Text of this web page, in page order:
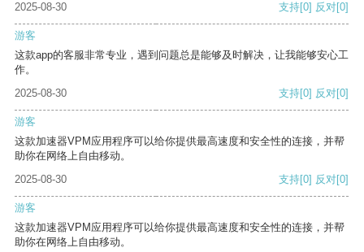
2025-08-30
支持[0] 反对[0]
游客
这款app的客服非常专业，遇到问题总是能够及时解决，让我能够安心工
作。
2025-08-30
支持[0] 反对[0]
游客
这款加速器VPM应用程序可以给你提供最高速度和安全性的连接，并帮
助你在网络上自由移动。
2025-08-30
支持[0] 反对[0]
游客
这款加速器VPM应用程序可以给你提供最高速度和安全性的连接，并帮
助你在网络上自由移动。